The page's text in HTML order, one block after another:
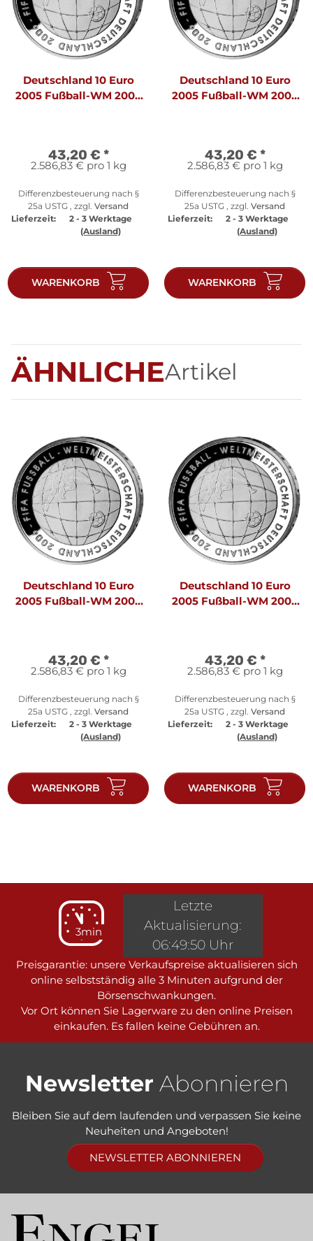
Deutschland 10 Euro
2005 Fußball-WM 2006
43,20 € *
2.586,83 € pro 1 kg
Differenzbesteuerung nach §
25a USTG , zzgl. Versand
Lieferzeit:
2 - 3 Werktage
(Ausland)
WARENKORB
Deutschland 10 Euro
2005 Fußball-WM 2006
43,20 € *
2.586,83 € pro 1 kg
Differenzbesteuerung nach §
25a USTG , zzgl. Versand
Lieferzeit:
2 - 3 Werktage
(Ausland)
WARENKORB
ÄHNLICHEArtikel
Deutschland 10 Euro
2005 Fußball-WM 2006
43,20 € *
2.586,83 € pro 1 kg
Differenzbesteuerung nach §
25a USTG , zzgl. Versand
Lieferzeit:
2 - 3 Werktage
(Ausland)
WARENKORB
Deutschland 10 Euro
2005 Fußball-WM 2006
43,20 € *
2.586,83 € pro 1 kg
Differenzbesteuerung nach §
25a USTG , zzgl. Versand
Lieferzeit:
2 - 3 Werktage
(Ausland)
WARENKORB
3min
Preisgarantie: unsere Verkaufspreise aktualisieren sich
online selbstständig alle 3 Minuten aufgrund der
Börsenschwankungen.
Vor Ort können Sie Lagerware zu den online Preisen
einkaufen. Es fallen keine Gebühren an.
Letzte
Aktualisierung:
06:49:50 Uhr
Newsletter Abonnieren
Bleiben Sie auf dem laufenden und verpassen Sie keine
Neuheiten und Angeboten!
NEWSLETTER ABONNIEREN